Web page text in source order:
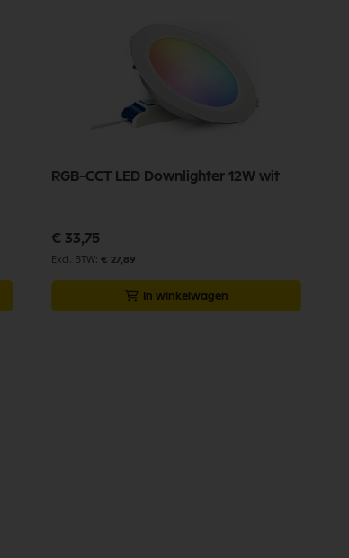
RGB-CCT LED Downlighter 12W wit
€ 33,75
€ 27,89
In winkelwagen